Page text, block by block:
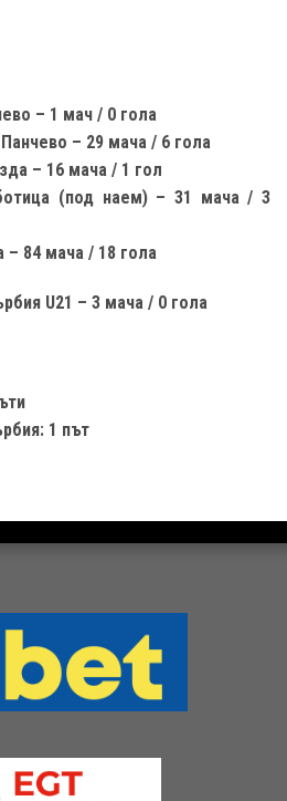
– 1 мач / 0 гола
– 29 мача / 6 гола
– 16 мача / 1 гол
(под наем) – 31 мача / 3
– 84 мача / 18 гола
U21 – 3 мача / 0 гола
1 път